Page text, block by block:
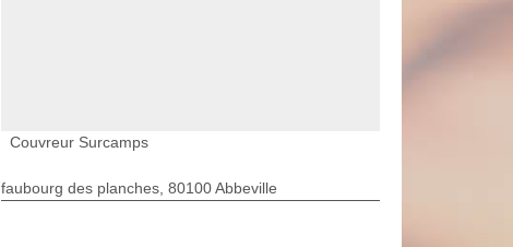
Couvreur Surcamps
faubourg des planches, 80100 Abbeville